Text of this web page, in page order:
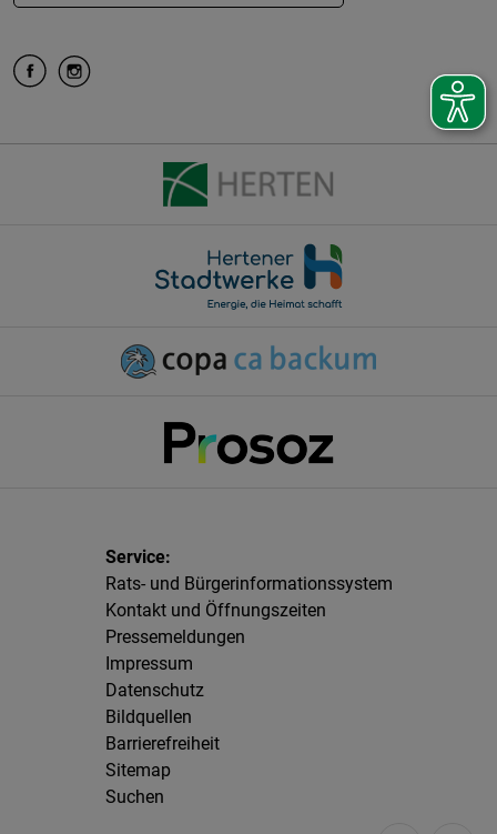
Rats- und Bürgerinformationssystem
Kontakt und Öffnungszeiten
Pressemeldungen
Impressum
Datenschutz
Bildquellen
Barrierefreiheit
Sitemap
Suchen